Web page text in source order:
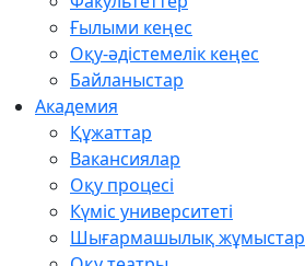
Ғылыми кеңес
Оқу-әдістемелік кеңес
Байланыстар
Академия
Құжаттар
Вакансиялар
Оқу процесі
Күміс университеті
Шығармашылық жұмыстар